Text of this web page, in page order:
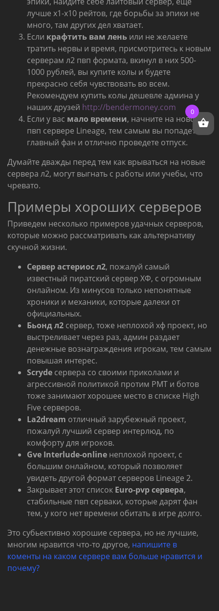
лучше х1-х10 рейтов, где борьбы за эпики не
много, там других дел хватает.
Если крафтить вам лень или не желаете
тратить нервы и время, присмотритесь к новым
серверам л2 пвп формата, вкинул в них 500-
1000 рублей, вы купите колы и будете
прекрасно себя чувствовать во всем.
Рекомендуем купить колы дешевле админа у
наших друзей http://bendermoney.com
Если у вас мало времени, начните на новом
пвп сервере Lineage, тем самым вы попадете на
главный фан и отлично проведете отпуск.
Думайте дважды перед тем как врываться на новые
сервера л2, могут выгнать с работы или учебы, что
чревато.
Примеры хороших серверов
Приведем несколько примеров удачных серверов,
которые можно рассматривать как альтернативу
скучной жизни.
Сервер астериос л2, пожалуй самый
известный пиратский сервер ХФ, с огромным
онлайном. Из минусов только непонятные
хроники и механики, которые далеки от
официальных.
Бьонд л2 сервер, тоже неплохой хф проект, но
выстреливает через раз, админ раздает
денежные вознаграждения игрокам, тем самым
повышая интерес.
Scryde сервера со своими приколами и
агрессивной политикой протим РМТ и ботов
тоже занимают хорошее место в списке High
Five серверов.
La2dream отличный зарубежный проект,
пожалуй лучший сервер интерлюд, по
комфорту для игроков.
Gve Interlude-online неплохой проект, с
большим онлайном, который позволяет
увидеть другой формат серверов Lineage 2.
Закрывает этот список Euro-pvp сервера,
стабильные пвп серваки, которые дарят фан
тем, у кого нет времени обитать в игре долго.
Это субьективно хорошие сервера, но не лучшие,
многим нравится что-то другое, напишите в
коменты на каком сервере вам больше нравится и
почему?
0